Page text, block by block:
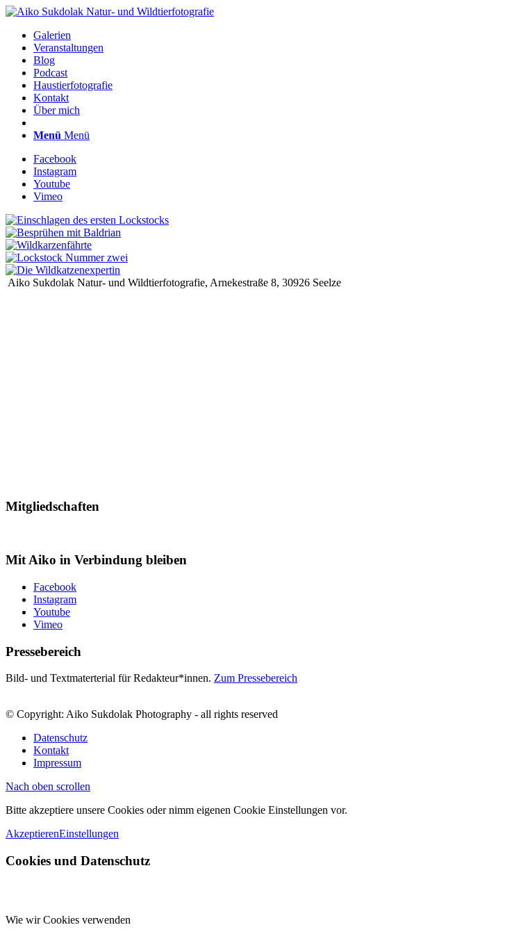
Galerien
Veranstaltungen
Blog
Podcast
Haustierfotografie
Kontakt
Über mich
Menü Menü
Facebook
Instagram
Youtube
Vimeo
Aiko Sukdolak Natur- und Wildtierfotografie, Arnekestraße 8, 30926 Seelze
Mitgliedschaften
Mit Aiko in Verbindung bleiben
Facebook
Instagram
Youtube
Vimeo
Pressebereich
Bild- und Textmaterterial für Redakteur*innen. Zum Pressebereich
© Copyright: Aiko Sukdolak Photography - all rights reserved
Datenschutz
Kontakt
Impressum
Nach oben scrollen
Bitte akzeptiere unsere Cookies oder nimm eigenen Cookie Einstellungen vor.
AkzeptierenEinstellungen
Cookies und Datenschutz
Wie wir Cookies verwenden